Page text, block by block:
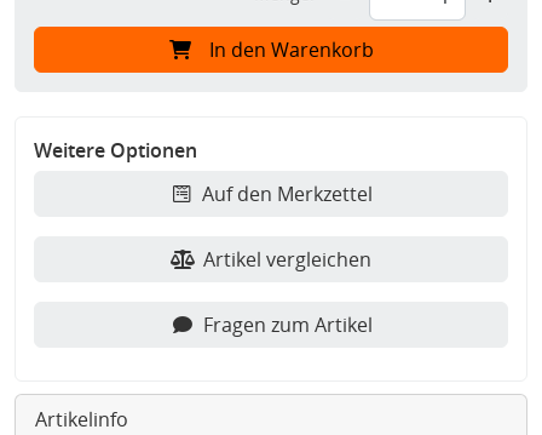
In den Warenkorb
Weitere Optionen
Auf den Merkzettel
Artikel vergleichen
Fragen zum Artikel
Artikelinfo